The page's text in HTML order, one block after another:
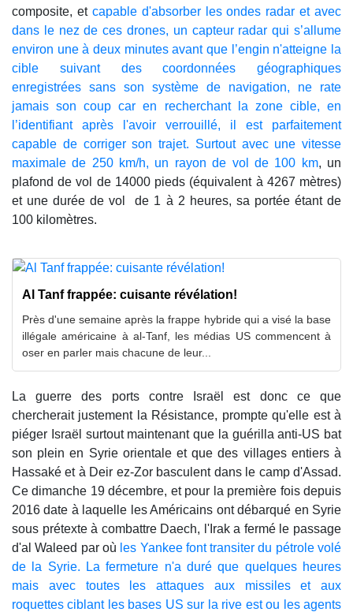
composite, et capable d'absorber les ondes radar et avec
dans le nez de ces drones, un capteur radar qui s’allume
environ une à deux minutes avant que l’engin n'atteigne la
cible suivant des coordonnées géographiques
enregistrées sans son système de navigation, ne rate
jamais son coup car en recherchant la zone cible, en
l’identifiant après l'avoir verrouillé, il est parfaitement
capable de corriger son trajet. Surtout avec une vitesse
maximale de 250 km/h, un rayon de vol de 100 km, un
plafond de vol de 14000 pieds (équivalent à 4267 mètres)
et une durée de vol de 1 à 2 heures, sa portée étant de
100 kilomètres.
Al Tanf frappée: cuisante révélation!
Près d'une semaine après la frappe hybride qui a visé la base
illégale américaine à al-Tanf, les médias US commencent à
oser en parler mais chacune de leur...
La guerre des ports contre Israël est donc ce que
chercherait justement la Résistance, prompte qu'elle est à
piéger Israël surtout maintenant que la guérilla anti-US bat
son plein en Syrie orientale et que des villages entiers à
Hassaké et à Deir ez-Zor basculent dans le camp d'Assad.
Ce dimanche 19 décembre, et pour la première fois depuis
2016 date à laquelle les Américains ont débarqué en Syrie
sous prétexte à combattre Daech, l'Irak a fermé le passage
d'al Waleed par où les Yankee font transiter du pétrole volé
de la Syrie. La fermeture n'a duré que quelques heures
mais avec toutes les attaques aux missiles et aux
roquettes ciblant les bases US sur la rive est ou les agents